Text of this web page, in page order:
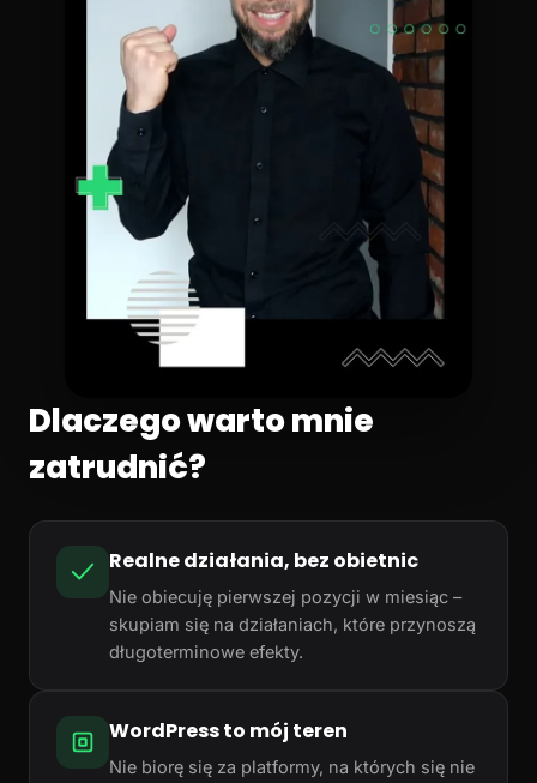
Dlaczego warto mnie
zatrudnić?
Realne działania, bez obietnic
Nie obiecuję pierwszej pozycji w miesiąc –
skupiam się na działaniach, które przynoszą
długoterminowe efekty.
WordPress to mój teren
Nie biorę się za platformy, na których się nie